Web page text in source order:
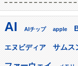
AI AIチップ apple
エヌビディア サムス